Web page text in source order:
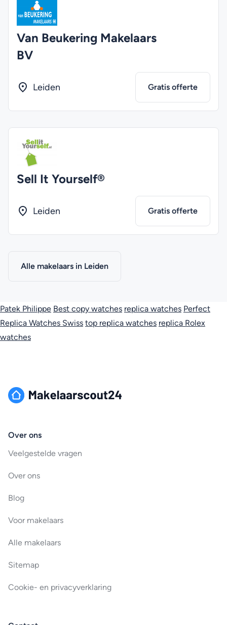
Van Beukering Makelaars
BV
Leiden Gratis offerte
Sell It Yourself®
Leiden Gratis offerte
Alle makelaars in Leiden
Patek Philippe Best copy watches replica watches Perfect
Replica Watches Swiss top replica watches replica Rolex
watches
Over ons
Veelgestelde vragen
Over ons
Blog
Voor makelaars
Alle makelaars
Sitemap
Cookie- en privacyverklaring